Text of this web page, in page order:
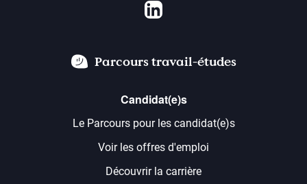
LinkedIn
Parcours travail-études
Candidat(e)s
Le Parcours pour les candidat(e)s
Voir les offres d'emploi
Découvrir la carrière